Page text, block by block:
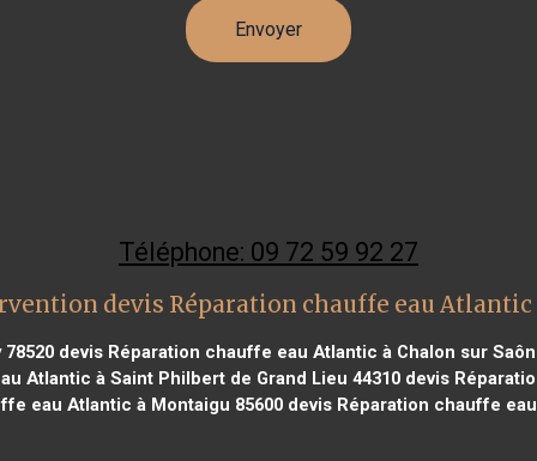
Téléphone: 09 72 59 92 27
devis Réparation chauffe eau Atlantic
devis Réparation chauffe eau Atlantic à Chalon sur
Atlantic à Saint Philbert de Grand Lieu 44310 devis
eau Atlantic à Montaigu 85600devis Réparation chauffe